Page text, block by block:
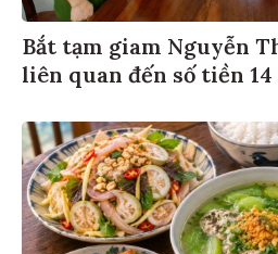
Bắt tạm giam Nguyễn
liên quan đến số tiền